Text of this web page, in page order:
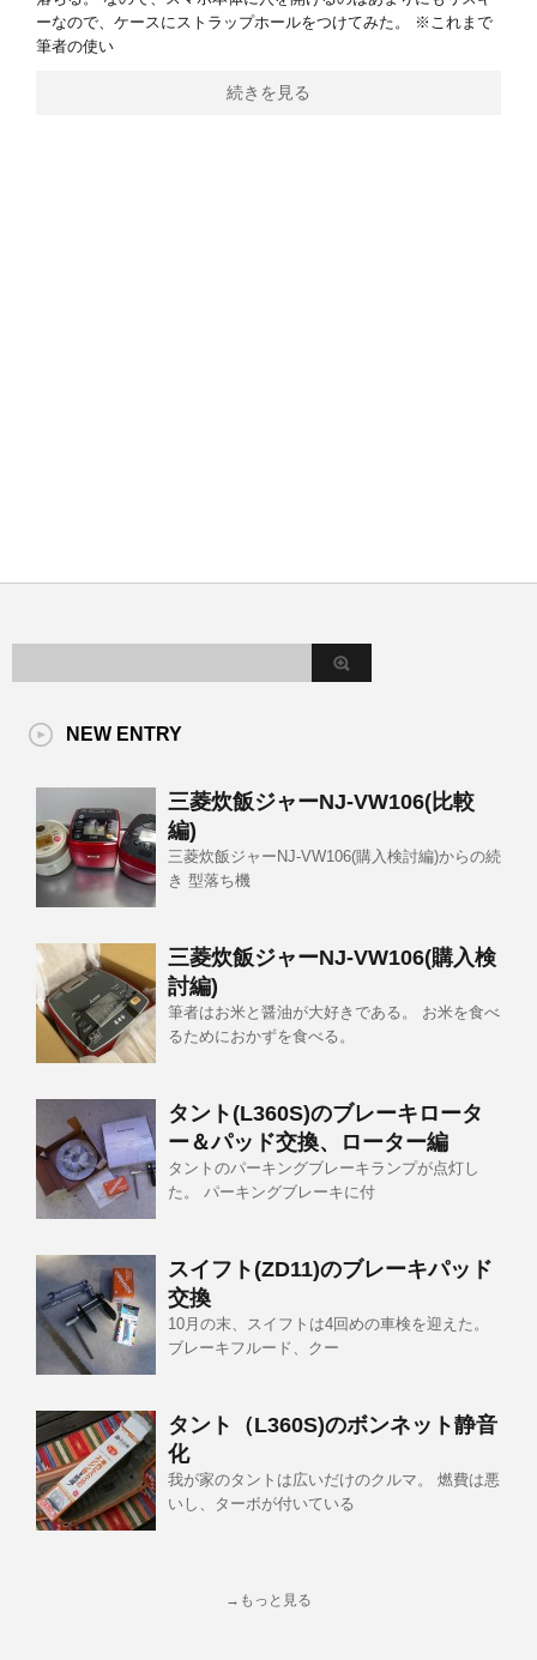
ーなので、ケースにストラップホールをつけてみた。 ※これまで
筆者の使い
続きを見る
NEW ENTRY
三菱炊飯ジャーNJ-VW106(比較
編)
三菱炊飯ジャーNJ-VW106(購入検討編)からの続
き 型落ち機
三菱炊飯ジャーNJ-VW106(購入検
討編)
筆者はお米と醤油が大好きである。 お米を食べ
るためにおかずを食べる。
タント(L360S)のブレーキロータ
ー＆パッド交換、ローター編
タントのパーキングブレーキランプが点灯し
た。 パーキングブレーキに付
スイフト(ZD11)のブレーキパッド
交換
10月の末、スイフトは4回めの車検を迎えた。
ブレーキフルード、クー
タント（L360S)のボンネット静音
化
我が家のタントは広いだけのクルマ。 燃費は悪
いし、ターボが付いている
→もっと見る